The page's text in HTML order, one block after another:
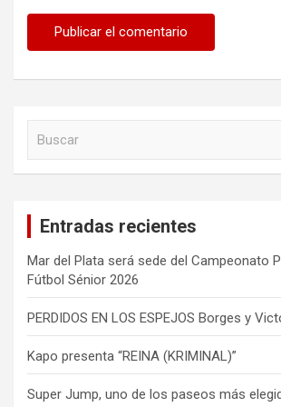
Entradas recientes
Mar del Plata será sede del Campeonato
Fútbol Sénior 2026
PERDIDOS EN LOS ESPEJOS Borges y
Kapo presenta “REINA (KRIMINAL)”
Super Jump, uno de los paseos más